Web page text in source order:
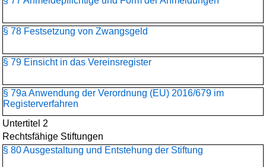
§ 78 Festsetzung von Zwangsgeld
§ 79 Einsicht in das Vereinsregister
§ 79a Anwendung der Verordnung (EU) 2016/679 im
Registerverfahren
Untertitel 2
Rechtsfähige Stiftungen
§ 80 Ausgestaltung und Entstehung der Stiftung